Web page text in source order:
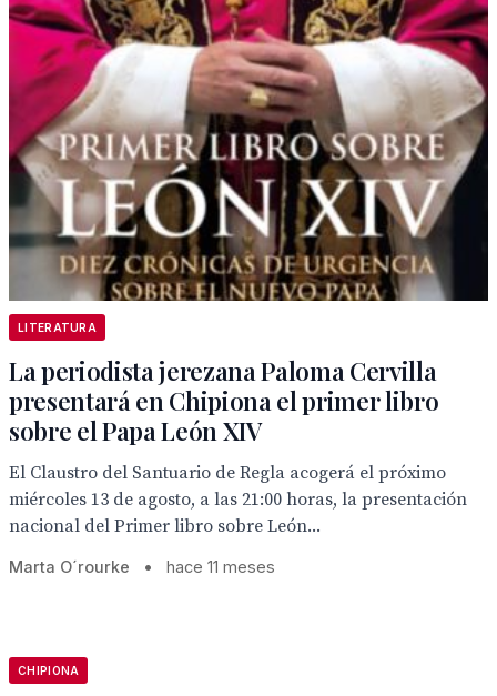
LITERATURA
La periodista jerezana Paloma Cervilla
presentará en Chipiona el primer libro
sobre el Papa León XIV
El Claustro del Santuario de Regla acogerá el próximo
miércoles 13 de agosto, a las 21:00 horas, la presentación
nacional del Primer libro sobre León...
Marta O´rourke • hace 11 meses
CHIPIONA